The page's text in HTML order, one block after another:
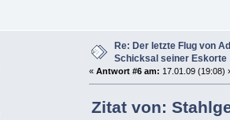
Re: Der letzte Flug von
Schicksal seiner Eskorte
« Antwort #6 am: 17.01.09 (19:08)
Zitat von: